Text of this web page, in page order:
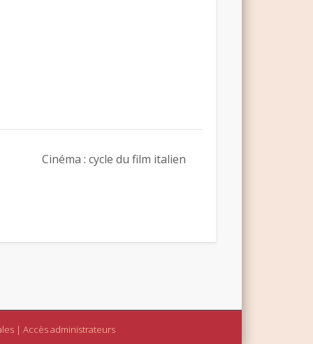
Cinéma : cycle du film italien
| Accès administrateurs